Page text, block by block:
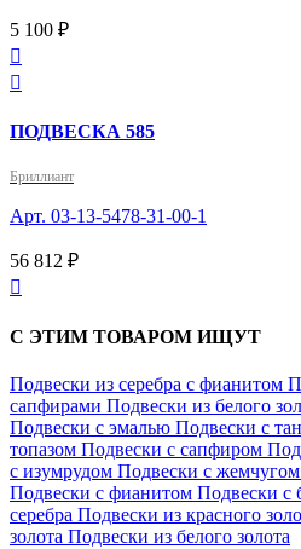
5 100 ₽


ПОДВЕСКА 585
Бриллиант
Арт. 03-13-5478-31-00-1
56 812 ₽

С ЭТИМ ТОВАРОМ ИЩУТ
Подвески из серебра с фианитом
сапфирами Подвески из белого
Подвески с эмалью Подвески с
топазом Подвески с сапфиром
с изумрудом Подвески с жемчугом
Подвески с фианитом Подвески с
серебра Подвески из красного
золота Подвески из белого золота